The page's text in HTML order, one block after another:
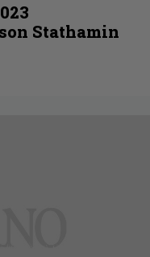
Stathamin